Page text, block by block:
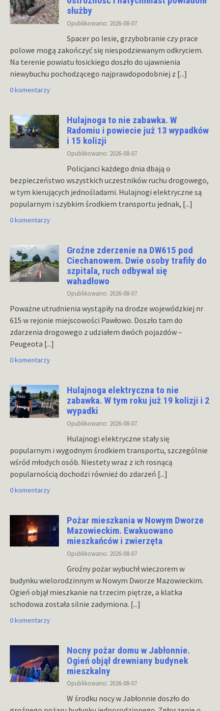
służby
Opublikowano: 2026-08-07
Spacer po lesie, grzybobranie czy prace
polowe mogą zakończyć się niespodziewanym odkryciem.
Na terenie powiatu łosickiego doszło do ujawnienia
niewybuchu pochodzącego najprawdopodobniej z [...]
0 komentarzy
Hulajnoga to nie zabawka. W
Radomiu i powiecie już 13 wypadków
i 15 kolizji
Opublikowano: 2026-08-07
Policjanci każdego dnia dbają o
bezpieczeństwo wszystkich uczestników ruchu drogowego,
w tym kierujących jednośladami. Hulajnogi elektryczne są
popularnym i szybkim środkiem transportu jednak, [...]
0 komentarzy
Groźne zderzenie na DW615 pod
Ciechanowem. Dwie osoby trafiły do
szpitala, ruch odbywał się
wahadłowo
Opublikowano: 2026-08-07
Poważne utrudnienia wystąpiły na drodze wojewódzkiej nr
615 w rejonie miejscowości Pawłowo. Doszło tam do
zdarzenia drogowego z udziałem dwóch pojazdów –
Peugeota [...]
0 komentarzy
Hulajnoga elektryczna to nie
zabawka. W tym roku już 19 kolizji i 2
wypadki
Opublikowano: 2026-08-07
Hulajnogi elektryczne stały się
popularnym i wygodnym środkiem transportu, szczególnie
wśród młodych osób. Niestety wraz z ich rosnącą
popularnością dochodzi również do zdarzeń [...]
0 komentarzy
Pożar mieszkania w Nowym Dworze
Mazowieckim. Ewakuowano
mieszkańców i zwierzęta
Opublikowano: 2026-08-07
Groźny pożar wybuchł wieczorem w
budynku wielorodzinnym w Nowym Dworze Mazowieckim.
Ogień objął mieszkanie na trzecim piętrze, a klatka
schodowa została silnie zadymiona. [...]
0 komentarzy
Nocny pożar domu w Jabłonnie.
Ogień objął drewniany budynek
mieszkalny
Opublikowano: 2026-08-07
W środku nocy w Jabłonnie doszło do